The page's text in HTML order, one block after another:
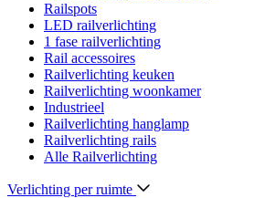
Railspots
LED railverlichting
1 fase railverlichting
Rail accessoires
Railverlichting keuken
Railverlichting woonkamer
Industrieel
Railverlichting hanglamp
Railverlichting rails
Alle Railverlichting
Verlichting per ruimte